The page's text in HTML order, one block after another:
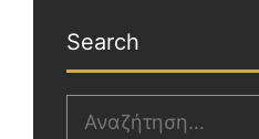
Search